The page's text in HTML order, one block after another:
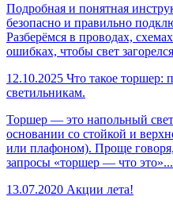
Подробная и понятная
безопасно и правильно
Разберёмся в проводах,
ошибках, чтобы свет
12.10.2025 Что такое торшер:
светильникам.
Торшер — это напольный
основании со стойкой и
или плафоном). Проще
запросы «торшер — что это»...
13.07.2020 Акции лета!